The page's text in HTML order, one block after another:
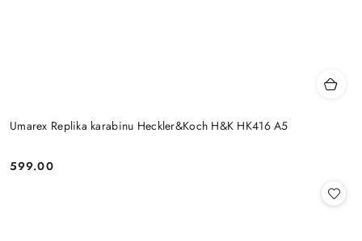
Umarex Replika karabinu Heckler&Koch H&K HK416 A5
Cena:
599.00